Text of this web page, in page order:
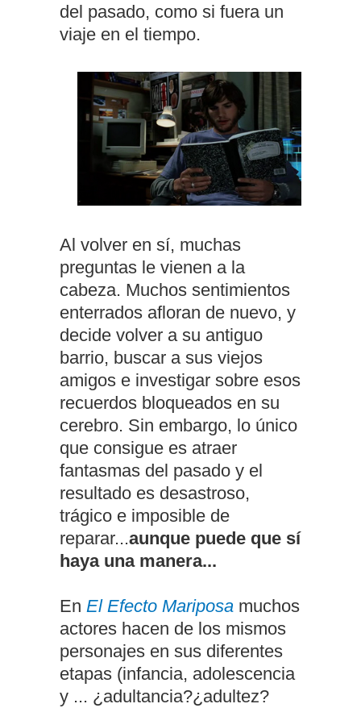
del pasado, como si fuera un
viaje en el tiempo.
Al volver en sí, muchas
preguntas le vienen a la
cabeza. Muchos sentimientos
enterrados afloran de nuevo, y
decide volver a su antiguo
barrio, buscar a sus viejos
amigos e investigar sobre esos
recuerdos bloqueados en su
cerebro. Sin embargo, lo único
que consigue es atraer
fantasmas del pasado y el
resultado es desastroso,
trágico e imposible de
reparar...aunque puede que sí
haya una manera...
En El Efecto Mariposa muchos
actores hacen de los mismos
personajes en sus diferentes
etapas (infancia, adolescencia
y ... ¿adultancia?¿adultez?